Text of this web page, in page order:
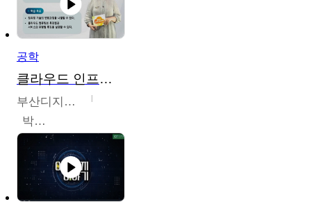
공학
클라우드 인프라 구축 및 활용
부산디지털대학교
박수현